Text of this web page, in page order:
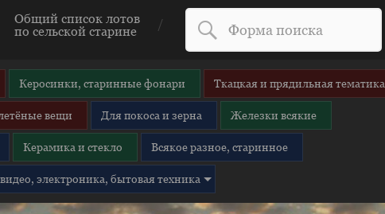
Общий список лотов
по сельской старине
Керосинки, старинные фонари Ткацкая и прядильная тематика
вещи Для покоса и зерна Железки всякие
Керамика и стекло Всякое разное, старинное
электроника, бытовая техника